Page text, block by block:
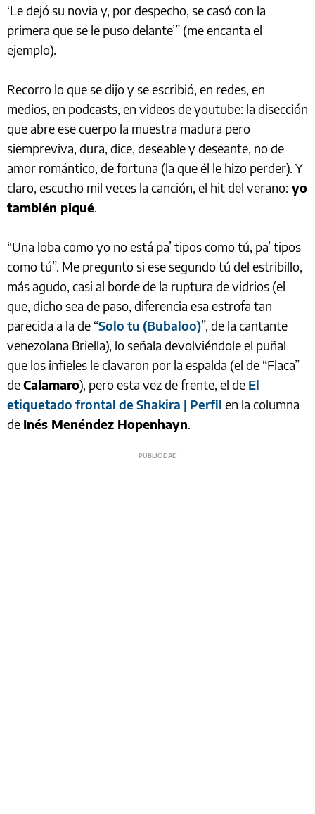
‘Le dejó su novia y, por despecho, se casó con la
primera que se le puso delante’” (me encanta el
ejemplo).
Recorro lo que se dijo y se escribió, en redes, en
medios, en podcasts, en videos de youtube: la disección
que abre ese cuerpo la muestra madura pero
siempreviva, dura, dice, deseable y deseante, no de
amor romántico, de fortuna (la que él le hizo perder). Y
claro, escucho mil veces la canción, el hit del verano: yo
también piqué.
“Una loba como yo no está pa’ tipos como tú, pa’ tipos
como tú”. Me pregunto si ese segundo tú del estribillo,
más agudo, casi al borde de la ruptura de vidrios (el
que, dicho sea de paso, diferencia esa estrofa tan
parecida a la de “Solo tu (Bubaloo)”, de la cantante
venezolana Briella), lo señala devolviéndole el puñal
que los infieles le clavaron por la espalda (el de “Flaca”
deCalamaro), pero esta vez de frente, el de El
etiquetado frontal de Shakira | Perfil en la columna
de Inés Menéndez Hopenhayn.